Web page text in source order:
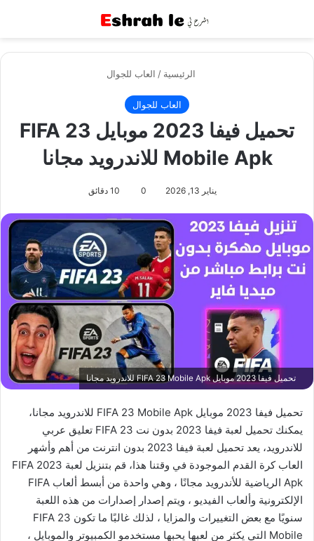
الرئيسية / العاب للجوال
العاب للجوال
تحميل فيفا 2023 موبايل FIFA 23
Mobile Apk للاندرويد مجانا
يناير 13, 2026 0
تحميل فيفا 2023 موبايل FIFA 23 Mobile Apk للاندرويد مجانا
تحميل فيفا 2023 موبايل FIFA 23 Mobile Apk للاندرويد مجانا،
يمكنك تحميل لعبة فيفا 2023 بدون نت FIFA 23 تعليق عربي
للاندرويد، يعد تحميل لعبة فيفا 2023 بدون انترنت من أهم وأشهر
العاب كرة القدم الموجودة في وقتنا هذا، قم بتنزيل لعبة FIFA 2023
Apk الرياضية للأندرويد مجانًا ، وهي واحدة من أبسط ألعاب FIFA
الإلكترونية وألعاب الفيديو ، ويتم إصدار إصدارات من هذه اللعبة
سنويًا مع بعض التغييرات والمزايا ، لذلك غالبًا ما تكون FIFA 23
Mobile التي يكثر من لعبها يحبها مستخدمو الكمبيوتر والموبايل ،